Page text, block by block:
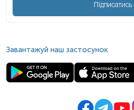
Підписатись
Завантажуй наш застосунок